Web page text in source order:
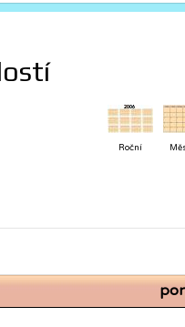
Roční